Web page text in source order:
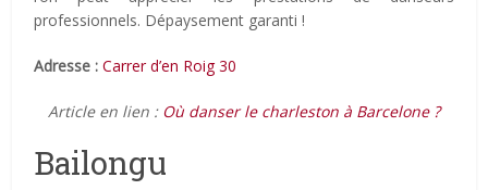
professionnels. Dépaysement garanti !
Adresse : Carrer d’en Roig 30
Article en lien : Où danser le charleston à Barcelone ?
Bailongu